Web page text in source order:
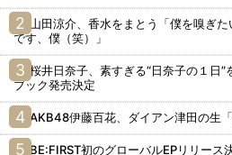
山田涼介、香水をまとう「僕を嗅ぎた
です、僕（笑）」
桜井日奈子、素すぎる“日奈子の１日
ブック発売決定
AKB48伊藤百花、ダイアン津田の生「
BE:FIRST初のグローバルEPリリース